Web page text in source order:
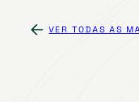
VER TODAS AS